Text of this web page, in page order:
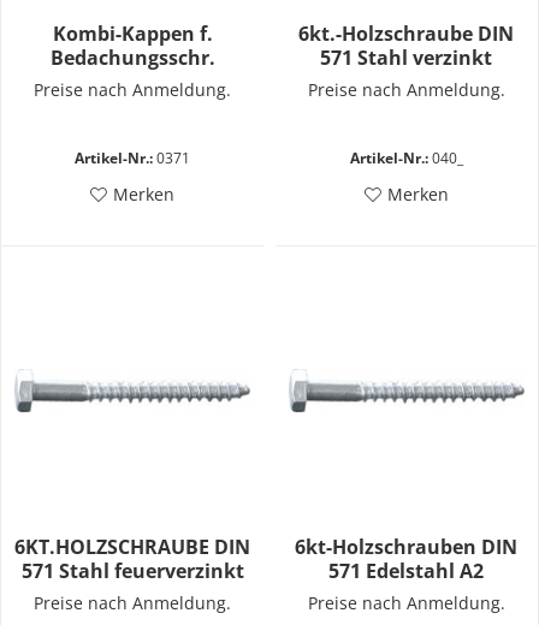
Kombi-Kappen f.
Bedachungsschr.
schwarz
Preise nach Anmeldung.
Artikel-Nr.:0371
Merken
6kt.-Holzschraube DIN
571 Stahl verzinkt
Preise nach Anmeldung.
Artikel-Nr.:040_
Merken
6KT.HOLZSCHRAUBE DIN
571 Stahl feuerverzinkt
Preise nach Anmeldung.
6kt-Holzschrauben DIN
571 Edelstahl A2
Preise nach Anmeldung.